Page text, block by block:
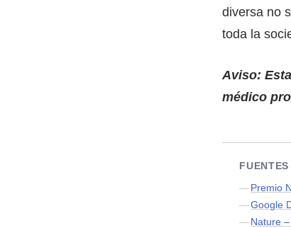
diversa no
toda la
Aviso:
médico
FUENTES
Premio
Google
Nature